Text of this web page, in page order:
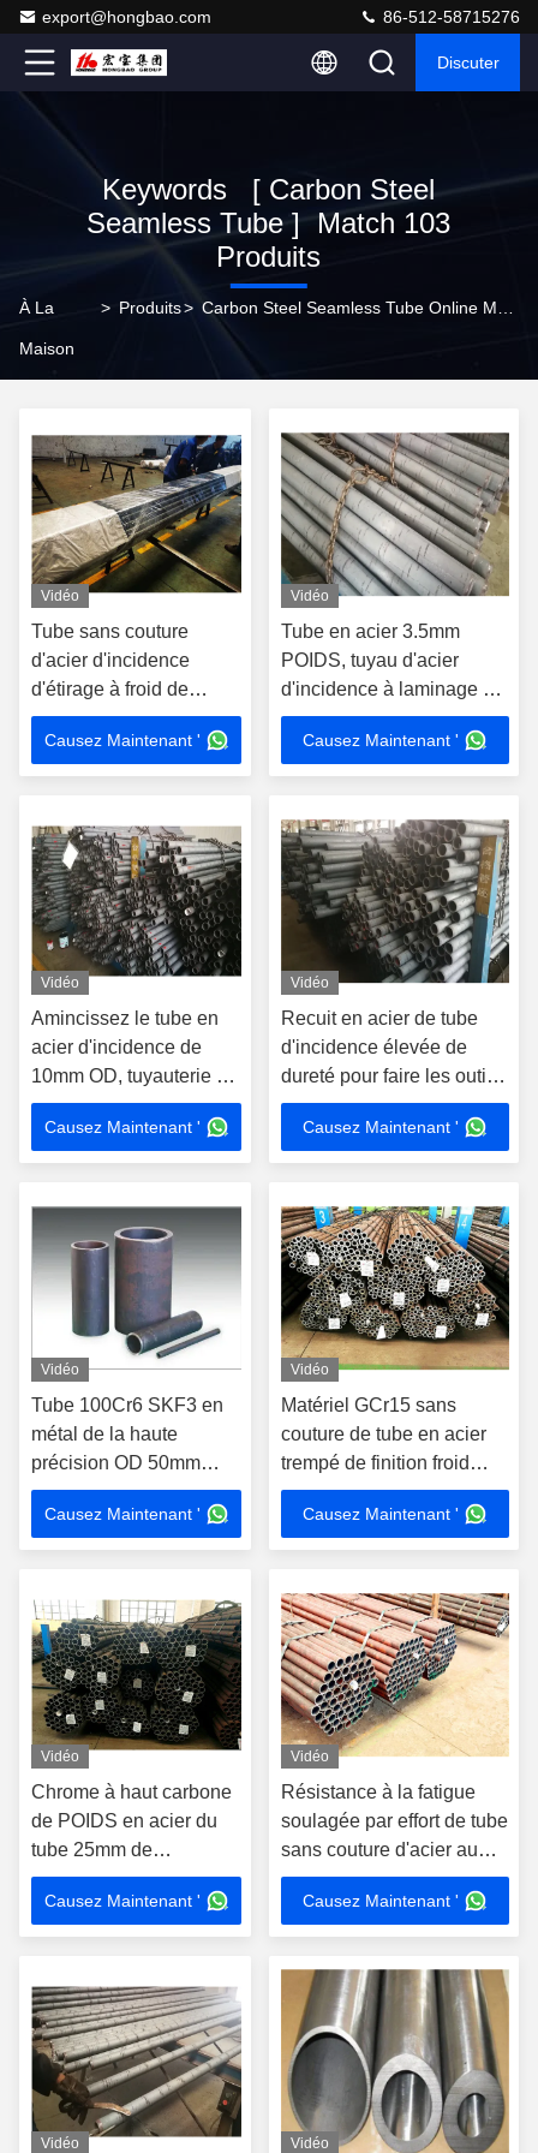
export@hongbao.com 86-512-58715276
Discuter
Keywords [ Carbon Steel
Seamless Tube ] Match 103
Produits
À La
Maison
> Produits>
Vidéo
Tube sans couture
d'acier d'incidence
d'étirage à froid de
YB/T4146 GCr15
Causez Maintenant '
Vidéo
Tube en acier 3.5mm
POIDS, tuyau d'acier
d'incidence à laminage à
chaud de précision de
pièces d'auto
Causez Maintenant '
Vidéo
Amincissez le tube en
acier d'incidence de
10mm OD, tuyauterie en
acier ronde satisfaite
faiblement alliée sans
couture
Causez Maintenant '
Vidéo
Recuit en acier de tube
d'incidence élevée de
dureté pour faire les outils
de mesure
Causez Maintenant '
Vidéo
Tube 100Cr6 SKF3 en
métal de la haute
précision OD 50mm
laminant à froid pour les
pièces des véhicules à
moteur
Causez Maintenant '
Vidéo
Matériel GCr15 sans
couture de tube en acier
trempé de finition froid
pour des roulements à
billes
Causez Maintenant '
Vidéo
Chrome à haut carbone
de POIDS en acier du
tube 25mm de
l'incidence GCr15 pour
produire l'incidence
Causez Maintenant '
Vidéo
Résistance à la fatigue
soulagée par effort de tube
sans couture d'acier au
carbone longue pour la
pompe de redresseur
Causez Maintenant '
Vidéo Vidéo